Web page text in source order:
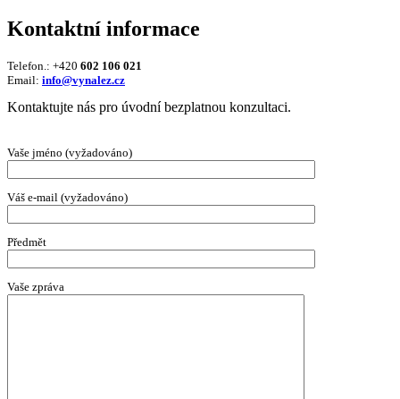
Kontaktní informace
Telefon.: +420 602 106 021
Email: info@vynalez.cz
Kontaktujte nás pro úvodní bezplatnou konzultaci.
Vaše jméno (vyžadováno)
Váš e-mail (vyžadováno)
Předmět
Vaše zpráva